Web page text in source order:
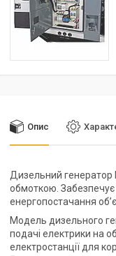
Опис
Дизельний генератор
обмоткою.
енергопостачання
Модель дизельного
подачі електрики на
електростанції для